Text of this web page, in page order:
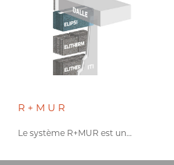
R+MUR
Le système R+MUR est un…